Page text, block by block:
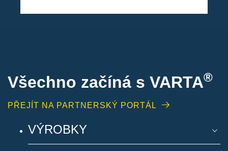
Všechno začíná s VARTA®
PŘEJÍT NA PARTNERSKÝ PORTÁL
VÝROBKY